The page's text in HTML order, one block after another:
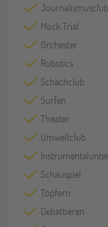
Journalismusclub
Mock Trial
Orchester
Robotics
Schachclub
Surfen
Theater
Umweltclub
Schauspiel
Töpfern
Debattieren